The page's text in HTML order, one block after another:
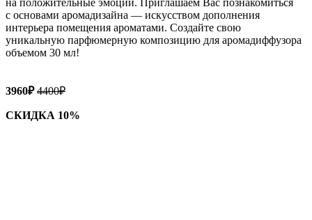
с основами аромадизайна — искусством дополнения
интерьера помещения ароматами. Создайте свою
уникальную парфюмерную композицию для аромадиффузора
объемом 30 мл!
3960₽4400₽
СКИДКА 10%